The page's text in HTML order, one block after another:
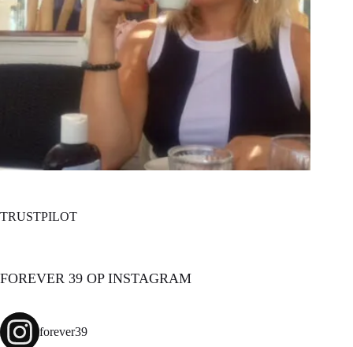
TRUSTPILOT
FOREVER 39 OP INSTAGRAM
forever39